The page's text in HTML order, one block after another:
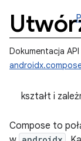
Dokumentacja API
kształt i
Compose to